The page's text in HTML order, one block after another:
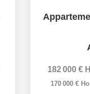
182 000 €
170 000 €